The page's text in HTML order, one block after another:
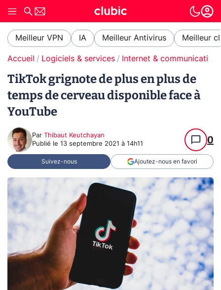
Meilleur VPN IA Meilleur Antivirus Meilleur
Accueil Logiciels & services Internet & communication
TikTok grignote de plus en plus de
temps de cerveau disponible face à
YouTube
Par Thibaut Keutchayan
Publié le 13 septembre 2021 à 14h11 0
Suivez-nous Ajoutez-nous en favori